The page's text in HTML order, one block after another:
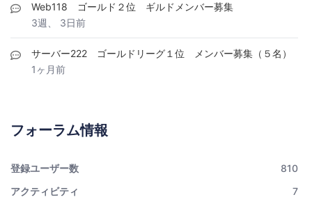
Web118 ゴールド２位 ギルドメンバー募集
3週、 3日前
サーバー222 ゴールドリーグ１位 メンバー募集（５名）
1ヶ月前
フォーラム情報
登録ユーザー数
810
アクティビティ
7